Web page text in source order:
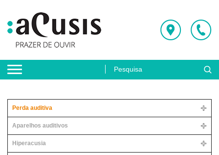
Perda auditiva
Aparelhos auditivos
Hiperacusia